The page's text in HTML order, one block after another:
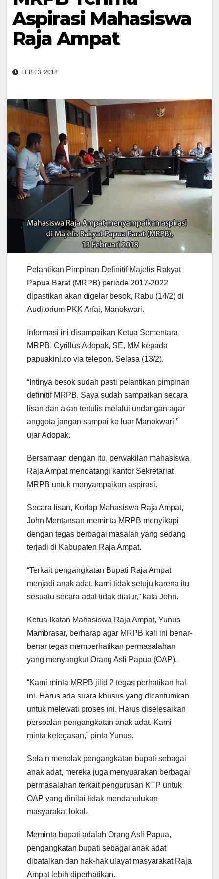
Aspirasi Mahasiswa
Raja Ampat
FEB 13, 2018
Pelantikan Pimpinan Definitif Majelis Rakyat
Papua Barat (MRPB) periode 2017-2022
dipastikan akan digelar besok, Rabu (14/2) di
Auditorium PKK Arfai, Manokwari.
Informasi ini disampaikan Ketua Sementara
MRPB, Cyrillus Adopak, SE, MM kepada
papuakini.co via telepon, Selasa (13/2).
“Intinya besok sudah pasti pelantikan pimpinan
definitif MRPB. Saya sudah sampaikan secara
lisan dan akan tertulis melalui undangan agar
anggota jangan sampai ke luar Manokwari,”
ujar Adopak.
Bersamaan dengan itu, perwakilan mahasiswa
Raja Ampat mendatangi kantor Sekretariat
MRPB untuk menyampaikan aspirasi.
Secara lisan, Korlap Mahasiswa Raja Ampat,
John Mentansan meminta MRPB menyikapi
dengan tegas berbagai masalah yang sedang
terjadi di Kabupaten Raja Ampat.
“Terkait pengangkatan Bupati Raja Ampat
menjadi anak adat, kami tidak setuju karena itu
sesuatu secara adat tidak diatur,” kata John.
Ketua Ikatan Mahasiswa Raja Ampat, Yunus
Mambrasar, berharap agar MRPB kali ini benar-
benar tegas memperhatikan permasalahan
yang menyangkut Orang Asli Papua (OAP).
“Kami minta MRPB jilid 2 tegas perhatikan hal
ini. Harus ada suara khusus yang dicantumkan
untuk melewati proses ini. Harus diselesaikan
persoalan pengangkatan anak adat. Kami
minta ketegasan,” pinta Yunus.
Selain menolak pengangkatan bupati sebagai
anak adat, mereka juga menyuarakan berbagai
permasalahan terkait pengurusan KTP untuk
OAP yang dinilai tidak mendahulukan
masyarakat lokal.
Meminta bupati adalah Orang Asli Papua,
pengangkatan bupati sebagai anak adat
dibatalkan dan hak-hak ulayat masyarakat Raja
Ampat lebih diperhatikan.